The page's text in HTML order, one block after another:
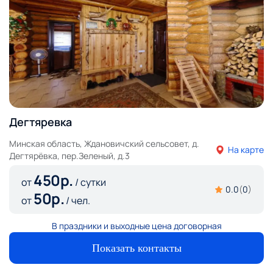
Дегтяревка
Минская область, Ждановичский сельсовет, д.
Дегтярёвка, пер.Зеленый, д.3
На карте
от450р. / сутки
от50р./ чел.
0.0(0)
В праздники и выходные цена договорная
Показать контакты